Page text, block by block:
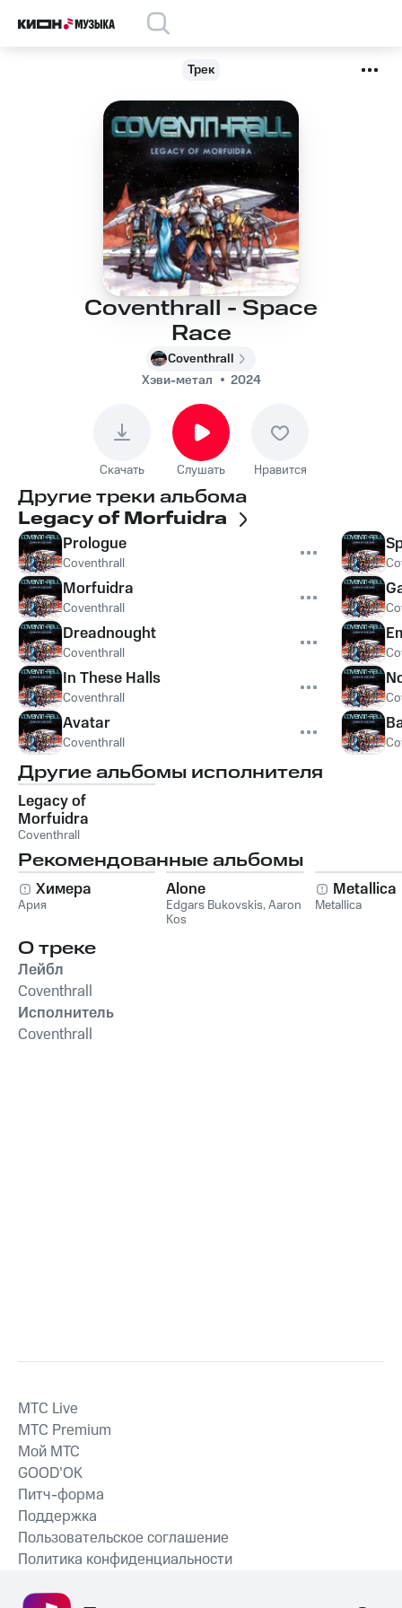
Трек
Coventhrall - Space
Race
Coventhrall
Хэви-метал
2024
Скачать Слушать Нравится
Другие треки альбома
Legacy of Morfuidra
Prologue
Coventhrall
Morfuidra
Coventhrall
Dreadnought
Coventhrall
In These Halls
Coventhrall
Avatar
Coventhrall
Другие альбомы исполнителя
Legacy of
Morfuidra
Coventhrall
Рекомендованные альбомы
Химера
Ария
Alone
Edgars Bukovskis,Aaron
Kos
Metallica
Metallica
О треке
Лейбл
Coventhrall
Исполнитель
Coventhrall
MTС Live
MTС Premium
Мой МТС
GOOD’OK
Питч-форма
Поддержка
Пользовательское соглашение
Политика конфиденциальности